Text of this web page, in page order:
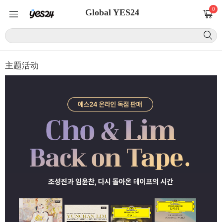
Global YES24 0
主题活动